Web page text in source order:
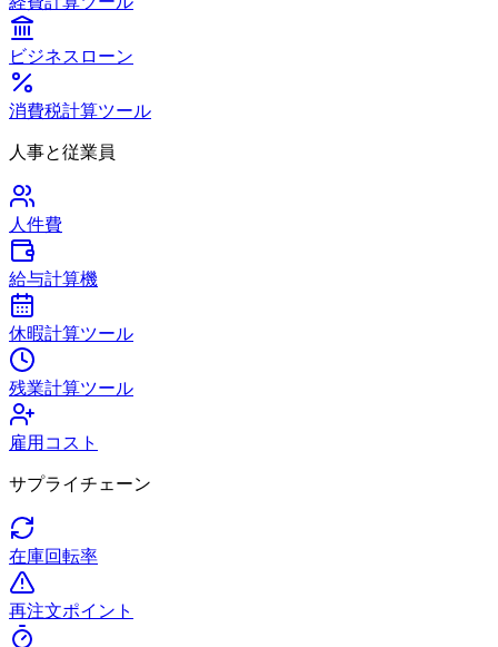
ビジネスローン
消費税計算ツール
人事と従業員
人件費
給与計算機
休暇計算ツール
残業計算ツール
雇用コスト
サプライチェーン
在庫回転率
再注文ポイント